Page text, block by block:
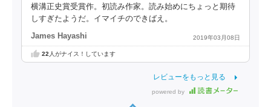
横溝正史賞受賞作。初読み作家。読み始めにちょっと期待
しすぎたようだ。イマイチのできばえ。
James Hayashi 2019年03月08日
22人がナイス！しています
レビューをもっと見る
powered by